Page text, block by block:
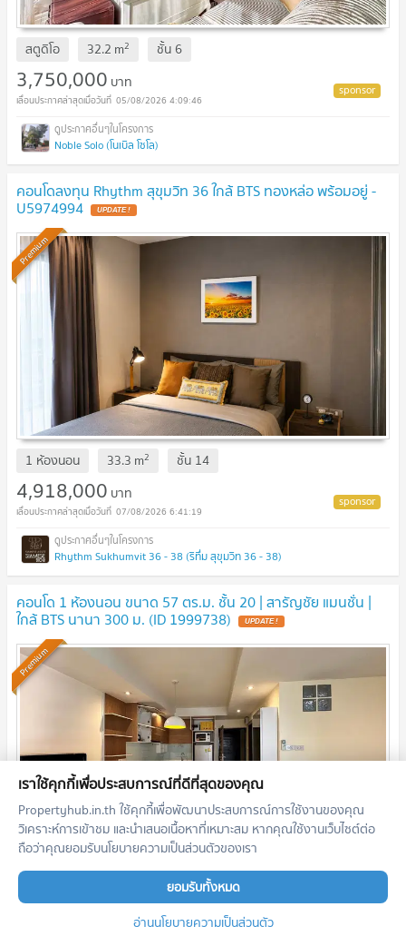
สตูดิโอ 32.2 m2 ชั้น 6
3,750,000 บาท
05/08/2026 4:09:46
Noble Solo (โนเบิล โซโล)
คอนโดลงทุน Rhythm สุขุมวิท 36 ใกล้ BTS ทองหล่อ พร้อมอยู่ -
U5974994 UPDATE !
Premium
1 ห้องนอน 33.3 m2 ชั้น 14
4,918,000 บาท
07/08/2026 6:41:19
Rhythm Sukhumvit 36 - 38 (ริทึ่ม สุขุมวิท 36 - 38)
คอนโด 1 ห้องนอน ขนาด 57 ตร.ม. ชั้น 20 | สารัญชัย แมนชั่น |
ใกล้ BTS นานา 300 ม. (ID 1999738) UPDATE !
Premium
1 ห้องนอน 57.2m2 ชั้น20
4,560,000บาท
07/08/2026 13:59:38
เราใช้คุกกี้เพื่อประสบการณ์ที่ดีที่สุดของคุณ
Propertyhub.in.th ใช้คุกกี้เพื่อพัฒนาประสบการณ์การใช้งานของคุณ
วิเคราะห์การเข้าชม และนำเสนอเนื้อหาที่เหมาะสม หากคุณใช้งานเว็บไซต์ต่อ
ถือว่าคุณยอมรับนโยบายความเป็นส่วนตัวของเรา
ยอมรับทั้งหมด
อ่านนโยบายความเป็นส่วนตัว